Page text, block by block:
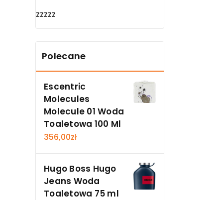
zzzzz
Polecane
Escentric
Molecules
Molecule 01 Woda
Toaletowa 100 Ml
356,00zł
Hugo Boss Hugo
Jeans Woda
Toaletowa 75 ml